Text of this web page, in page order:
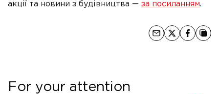
акції та новини з будівництва — за посиланням.
For your attention